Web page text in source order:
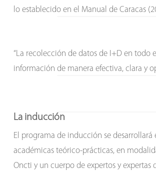
lo establecido en el Manual de Caracas
“La recolección de datos de I+D en
información de manera efectiva, clara y
La inducción
El programa de inducción se
académicas teórico-prácticas, en
Oncti y un cuerpo de expertos y